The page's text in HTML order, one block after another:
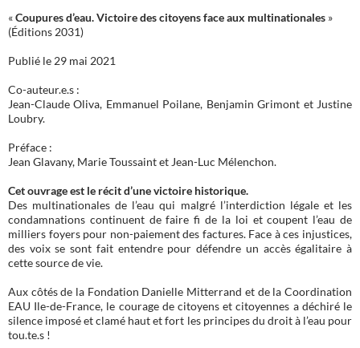
«Coupures d’eau. Victoire des citoyens face aux multinationales »
(Éditions 2031)
Publié le 29 mai 2021
Co-auteur.e.s :
Jean-Claude Oliva, Emmanuel Poilane, Benjamin Grimont et Justine
Loubry.
Préface :
Jean Glavany, Marie Toussaint et Jean-Luc Mélenchon.
Cet ouvrage est le récit d’une victoire historique.
Des multinationales de l’eau qui malgré l’interdiction légale et les
condamnations continuent de faire fi de la loi et coupent l’eau de
milliers foyers pour non-paiement des factures. Face à ces injustices,
des voix se sont fait entendre pour défendre un accès égalitaire à
cette source de vie.
Aux côtés de la Fondation Danielle Mitterrand et de la Coordination
EAU Ile-de-France, le courage de citoyens et citoyennes a déchiré le
silence imposé et clamé haut et fort les principes du droit à l’eau pour
tou.te.s !